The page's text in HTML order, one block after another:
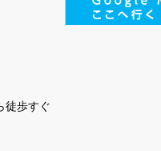
徒歩すぐ